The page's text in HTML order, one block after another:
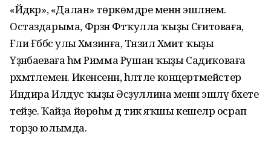
«Йәдкәр», «Далан» төркөмдәре менән эшләнем.
Остаздарыма, Фәрзәнә Фәтҡулла ҡыҙы Сәғитоваға,
Ғәли Ғәббәс улы Хәмзинға, Тәнзилә Хәмит ҡыҙы
Үҙәнбаеваға һәм Римма Рушан ҡыҙы Садиҡоваға
рәхмәтлемен. Икенсенән, һәләтле концертмейстер
Индира Илдус ҡыҙы Әсәҙуллина менән эшләү бәхете
тейҙе. Ҡайҙа йөрөһәм дә тик яҡшы кешеләр осрап
торҙо юлымда.